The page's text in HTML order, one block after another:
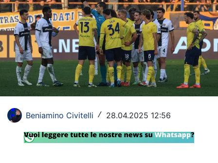
Champions League
Europa League
Altri Sport
Formula 1
Vela
SHOP LAZIO
Beniamino Civitelli / 28.04.2025 12:56